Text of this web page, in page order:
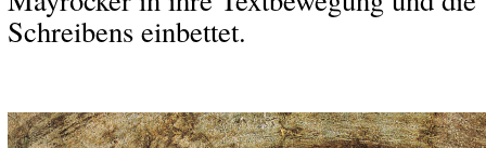
Schreibens einbettet.